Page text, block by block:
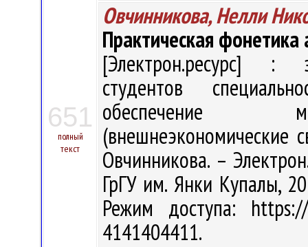
651
полный
текст
Овчинникова, Нелли
Практическая фонетика
[Электрон.ресурс] :
студентов
обеспечение
(внешнеэкономические
Овчинникова. –
ГрГУ им. Янки Купалы,
Режим доступа:
4141404411.